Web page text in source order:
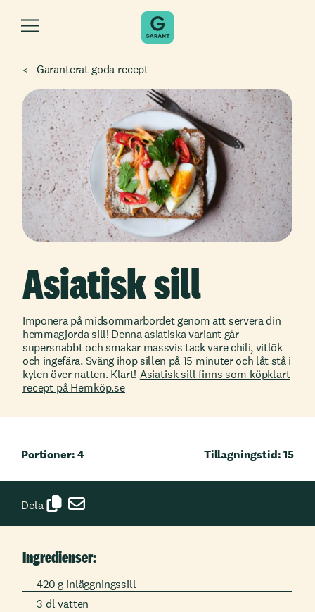
Garanterat goda recept
Asiatisk sill
Imponera på midsommarbordet genom att servera din
hemmagjorda sill! Denna asiatiska variant går
supersnabbt och smakar massvis tack vare chili, vitlök
och ingefära. Sväng ihop sillen på 15 minuter och låt stå i
kylen över natten. Klart! Asiatisk sill finns som köpklart
recept på Hemköp.se
Portioner: 4 Tillagningstid: 15
Dela
Ingredienser:
420 g inläggningssill
3 dl vatten